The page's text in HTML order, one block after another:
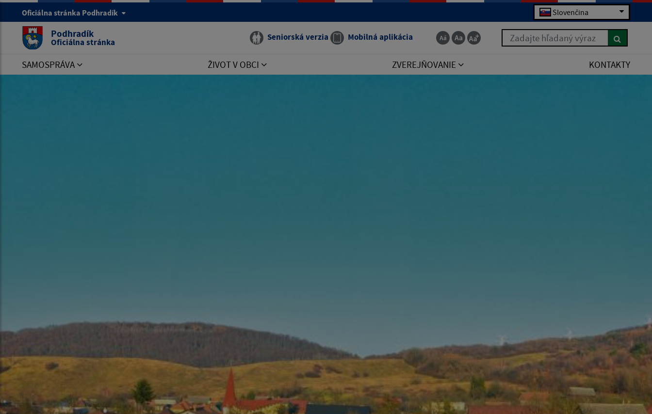
Oficiálna stránka Podhradík Slovenčina
Podhradík
Oficiálna stránka Seniorská verzia Mobilná aplikácia Zadajte hľadaný výraz
SAMOSPRÁVA ŽIVOT V OBCI ZVEREJŇOVANIE KONTAKTY